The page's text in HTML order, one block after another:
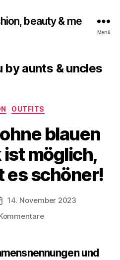
beauty & me
Menü
by aunts & uncles
Kategorien
OUTFITS
blauen
möglich,
es schöner!
14. November 2023
zu
und